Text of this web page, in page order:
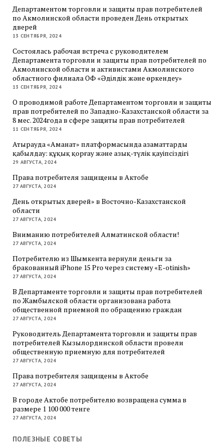
Департаментом торговли и защиты прав потребителей
по Акмолинской области проведен День открытых
дверей
13 СЕНТЯБРЯ, 2024
Состоялась рабочая встреча с руководителем
Департамента торговли и защиты прав потребителей по
Акмолинской области и активистами Акмолинского
областного филиала ОФ «Әділдік және өркендеу»
13 СЕНТЯБРЯ, 2024
О проводимой работе Департаментом торговли и защиты
прав потребителей по Западно-Казахстанской области за
8 мес. 2024года в сфере защиты прав потребителей
11 СЕНТЯБРЯ, 2024
Атырауда «Аманат» платформасында азаматтарды
қабылдау: құқық қорғау және азық-түлік қауіпсіздігі
29 АВГУСТА, 2024
Права потребителя защищены в Актобе
27 АВГУСТА, 2024
День открытых дверей» в Восточно-Казахстанской
области
27 АВГУСТА, 2024
Вниманию потребителей Алматинской области!
27 АВГУСТА, 2024
Потребителю из Шымкента вернули деньги за
бракованный iPhone 15 Pro через систему «E-otinish»
27 АВГУСТА, 2024
В Департаменте торговли и защиты прав потребителей
по Жамбылской области организована работа
общественной приемной по обращению граждан
27 АВГУСТА, 2024
Руководитель Департамента торговли и защиты прав
потребителей Кызылординской области провели
общественную приемную для потребителей
27 АВГУСТА, 2024
Права потребителя защищены в Актобе
27 АВГУСТА, 2024
В городе Актобе потребителю возвращена сумма в
размере 1 100 000 тенге
27 АВГУСТА, 2024
ПОЛЕЗНЫЕ СОВЕТЫ